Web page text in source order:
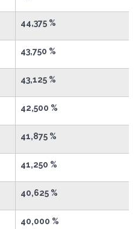
44,375 %
43,750 %
43,125 %
42,500 %
41,875 %
41,250 %
40,625 %
40,000 %